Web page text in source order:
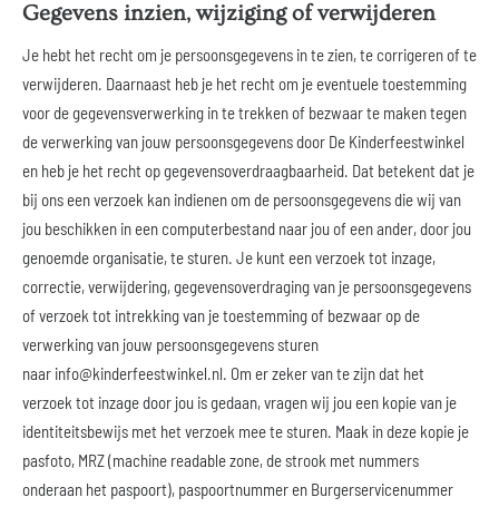
Gegevens inzien, wijziging of verwijderen
Je hebt het recht om je persoonsgegevens in te zien, te corrigeren of te
verwijderen. Daarnaast heb je het recht om je eventuele toestemming
voor de gegevensverwerking in te trekken of bezwaar te maken tegen
de verwerking van jouw persoonsgegevens door De Kinderfeestwinkel
en heb je het recht op gegevensoverdraagbaarheid. Dat betekent dat je
bij ons een verzoek kan indienen om de persoonsgegevens die wij van
jou beschikken in een computerbestand naar jou of een ander, door jou
genoemde organisatie, te sturen. Je kunt een verzoek tot inzage,
correctie, verwijdering, gegevensoverdraging van je persoonsgegevens
of verzoek tot intrekking van je toestemming of bezwaar op de
verwerking van jouw persoonsgegevens sturen
naar info@kinderfeestwinkel.nl. Om er zeker van te zijn dat het
verzoek tot inzage door jou is gedaan, vragen wij jou een kopie van je
identiteitsbewijs met het verzoek mee te sturen. Maak in deze kopie je
pasfoto, MRZ (machine readable zone, de strook met nummers
onderaan het paspoort), paspoortnummer en Burgerservicenummer